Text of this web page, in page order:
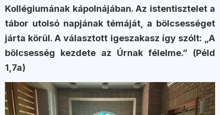
Kollégiumának kápolnájában. Az istentisztelet a
tábor utolsó napjának témáját, a bölcsességet
járta körül. A választott igeszakasz így szólt: „A
bölcsesség kezdete az Úrnak félelme.” (Péld
1,7a)